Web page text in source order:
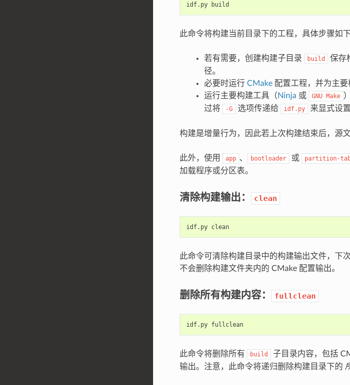
idf.py
此命令将构建当前目录下的工程，具体步骤如下
若有需要，创建构建子目录 build 保存
径。
必要时运行 CMake配置工程，并为主要
运行主要构建工具（ Ninja 或 GNU Make
过将
-G 选项传递给 idf.py 来显式设
构建是增量行为，因此若上次构建结束后，源
此外，使用 app 、 bootloader 或 partition-
加载程序或分区表。
清除构建输出： clean
idf.py clean
此命令可清除构建目录中的构建输出文件，下
不会删除构建文件夹内的 CMake 配置输出。
删除所有构建内容： fullclean
idf.py fullclean
此命令将删除所有 build
子目录内容，包括
输出。注意，此命令将递归删除构建目录下的